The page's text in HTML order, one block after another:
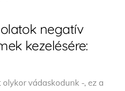
negatív
kezelésére:
vádaskodunk -, ez a